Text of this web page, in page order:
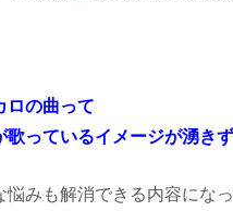
ロの曲って
歌っているイメージが湧きず
悩みも解消できる内容になっ